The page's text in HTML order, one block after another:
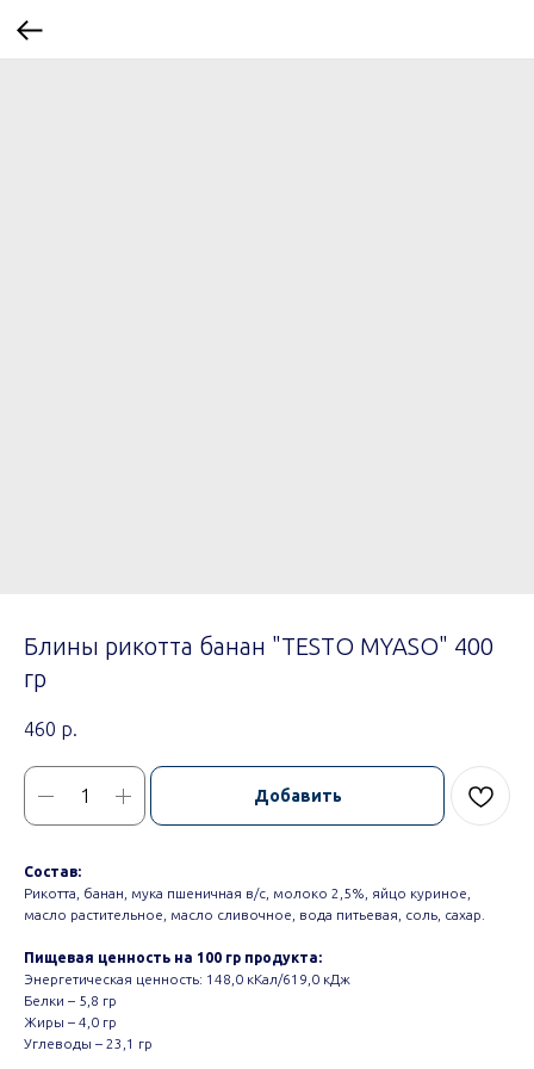
Блины рикотта банан "TESTO MYASO" 400
гр
460 р.
Добавить
Состав:
Рикотта, банан, мука пшеничная в/с, молоко 2,5%, яйцо куриное,
масло растительное, масло сливочное, вода питьевая, соль, сахар.
Пищевая ценность на 100 гр продукта:
Энергетическая ценность: 148,0 кКал/619,0 кДж
Белки – 5,8 гр
Жиры – 4,0 гр
Углеводы – 23,1 гр